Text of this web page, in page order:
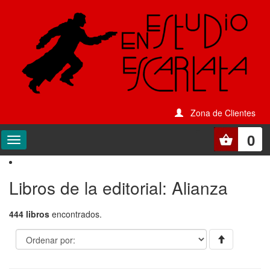
Zona de Clientes
0
Libros de la editorial: Alianza
444 libros encontrados.